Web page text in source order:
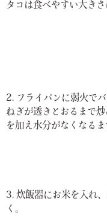
タコは食べやすい大きさ
2. フライパンに弱火で
ねぎが透きとおるまで
を加え水分がなくなるま
3. 炊飯器にお米を入れ
く。